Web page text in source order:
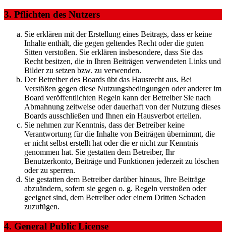
3. Pflichten des Nutzers
Sie erklären mit der Erstellung eines Beitrags, dass er keine
Inhalte enthält, die gegen geltendes Recht oder die guten
Sitten verstoßen. Sie erklären insbesondere, dass Sie das
Recht besitzen, die in Ihren Beiträgen verwendeten Links und
Bilder zu setzen bzw. zu verwenden.
Der Betreiber des Boards übt das Hausrecht aus. Bei
Verstößen gegen diese Nutzungsbedingungen oder anderer im
Board veröffentlichten Regeln kann der Betreiber Sie nach
Abmahnung zeitweise oder dauerhaft von der Nutzung dieses
Boards ausschließen und Ihnen ein Hausverbot erteilen.
Sie nehmen zur Kenntnis, dass der Betreiber keine
Verantwortung für die Inhalte von Beiträgen übernimmt, die
er nicht selbst erstellt hat oder die er nicht zur Kenntnis
genommen hat. Sie gestatten dem Betreiber, Ihr
Benutzerkonto, Beiträge und Funktionen jederzeit zu löschen
oder zu sperren.
Sie gestatten dem Betreiber darüber hinaus, Ihre Beiträge
abzuändern, sofern sie gegen o. g. Regeln verstoßen oder
geeignet sind, dem Betreiber oder einem Dritten Schaden
zuzufügen.
4. General Public License